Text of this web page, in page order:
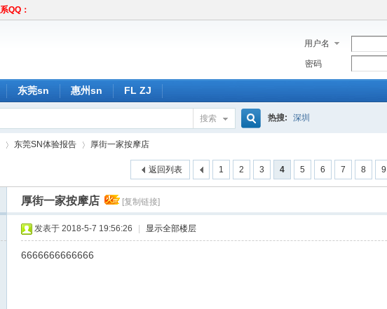
QQ：
用户名
密码
东莞sn 惠州sn FL ZJ
搜索 热搜: 深圳
东莞SN体验报告
›
厚街一家按摩店
1 2 3 4 5 6 7 8 9
返回列表
厚街一家按摩店 [复制链接]
发表于 2018-5-7 19:56:26 显示全部楼层
6666666666666